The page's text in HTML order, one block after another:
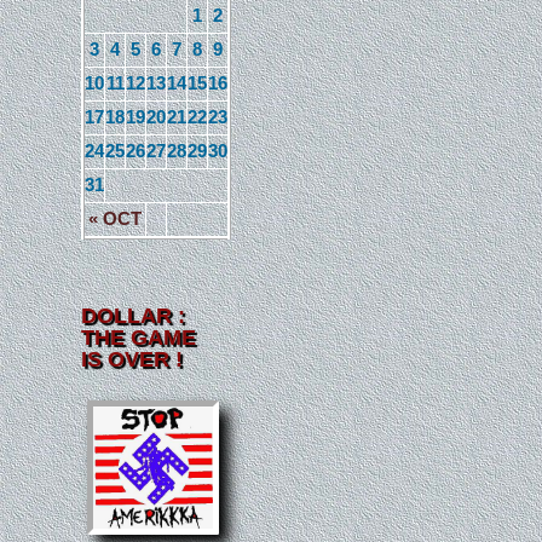
« OCT
1 2
3 4 5 6 7 8 9
10111213141516
17181920212223
24252627282930
31
DOLLAR :
THE GAME
IS OVER !